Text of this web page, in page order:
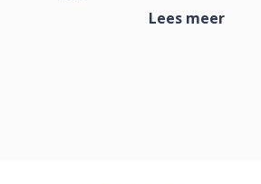
Lees meer